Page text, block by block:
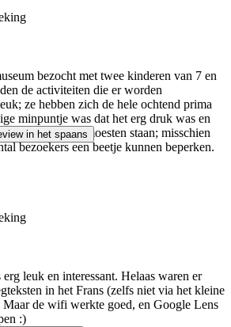
bezocht met twee kinderen van 7 en
de activiteiten die er worden
ze hebben zich de hele ochtend prima
minpuntje was dat het erg druk was en
dingen in de rij moesten staan; misschien
bezoekers een beetje kunnen beperken.
in het spaans
leuk en interessant. Helaas waren er
in het Frans (zelfs niet via het kleine
Maar de wifi werkte goed, en Google Lens
:)